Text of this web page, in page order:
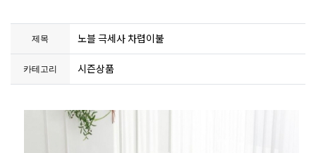
제목 노블 극세사 차렵이불
카테고리 시즌상품